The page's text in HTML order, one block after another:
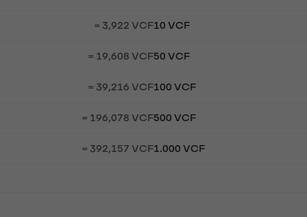
= 3,922 VCF
= 19,608 VCF
= 39,216 VCF
= 196,078 VCF
= 392,157 VCF
10 VCF
50 VCF
100 VCF
500 VCF
1.000 VCF